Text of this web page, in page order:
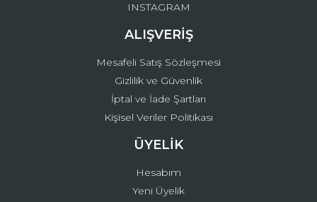
INSTAGRAM
ALIŞVERİŞ
Mesafeli Satış Sözleşmesi
Gizlilik ve Güvenlik
İptal ve İade Şartları
Kişisel Veriler Politikası
ÜYELİK
Hesabım
Yeni Üyelik